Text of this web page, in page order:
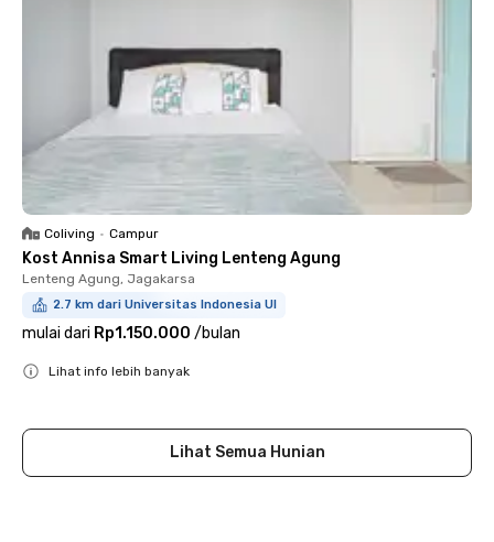
Coliving • Campur
Kost Annisa Smart Living Lenteng Agung
Lenteng Agung, Jagakarsa
2.7 km dari Universitas Indonesia UI
mulai dari Rp1.150.000 /bulan
Lihat info lebih banyak
Lihat Semua Hunian